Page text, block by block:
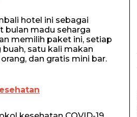
hotel ini sebagai
bulan madu seharga
memilih paket ini, setiap
buah, satu kali makan
dan gratis mini bar.